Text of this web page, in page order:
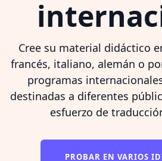
Cree su material didáctico
francés, italiano, alemán o
programas
destinadas a diferentes
esfuerzo de
PROBAR EN VARIOS